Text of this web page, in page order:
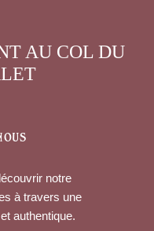
AU COL DU
notre
à travers une
authentique.